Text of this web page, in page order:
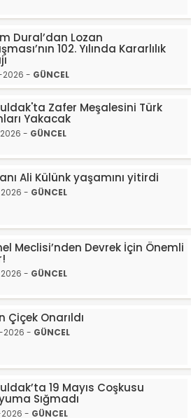
Dural’dan Lozan
102. Yılında Kararlılık
- GÜNCEL
Zafer Meşalesini Türk
Yakacak
- GÜNCEL
Ali Külünk yaşamını yitirdi
- GÜNCEL
Meclisi’nden Devrek İçin Önemli
- GÜNCEL
Çiçek Onarıldı
- GÜNCEL
19 Mayıs Coşkusu
Sığmadı
- GÜNCEL